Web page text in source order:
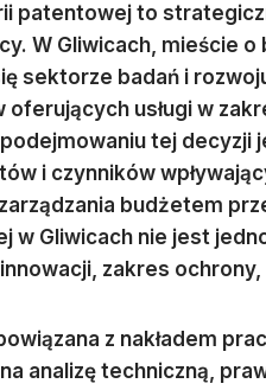
patentowej to
W Gliwicach, mieście
sektorze badań i
usługi w
tej decyzji
i czynników
budżetem
w Gliwicach nie jest
zakres
z nakładem
analizę techniczną,